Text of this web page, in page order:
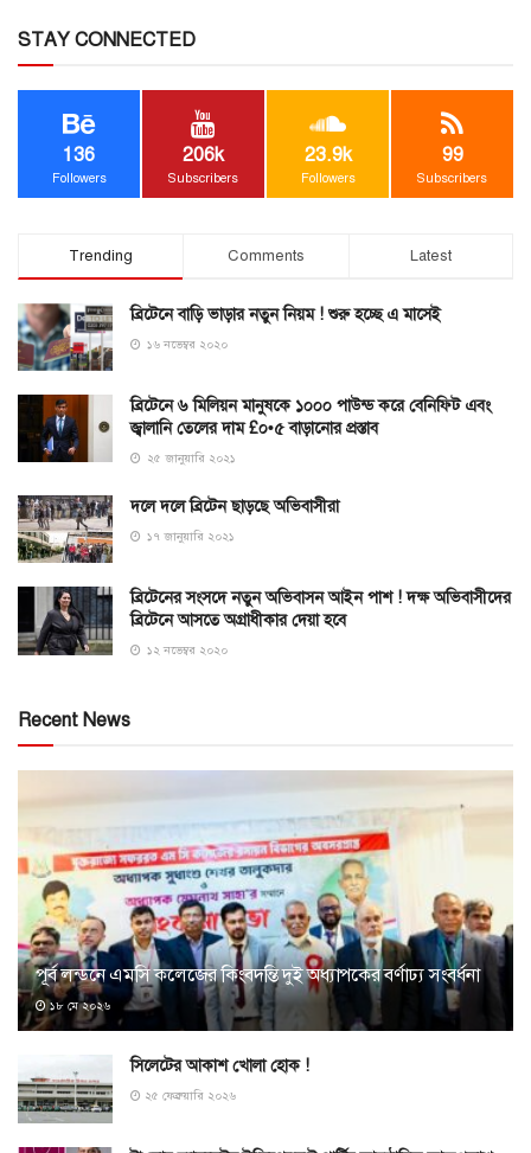
STAY CONNECTED
136
Followers
206k
Subscribers
23.9k
Followers
99
Subscribers
Trending Comments Latest
ব্রিটেনে বাড়ি ভাড়ার নতুন নিয়ম ! শুরু হচ্ছে এ মাসেই
১৬ নভেম্বর ২০২০
ব্রিটেনে ৬ মিলিয়ন মানুষকে ১০০০ পাউন্ড করে বেনিফিট এবং
জ্বালানি তেলের দাম £০•৫ বাড়ানোর প্রস্তাব
২৫ জানুয়ারি ২০২১
দলে দলে ব্রিটেন ছাড়ছে অভিবাসীরা
১৭ জানুয়ারি ২০২১
ব্রিটেনের সংসদে নতুন অভিবাসন আইন পাশ ! দক্ষ অভিবাসীদের
ব্রিটেনে আসতে অগ্রাধীকার দেয়া হবে
১২ নভেম্বর ২০২০
Recent News
পূর্ব লন্ডনে এমসি কলেজের কিংবদন্তি দুই অধ্যাপকের বর্ণাঢ্য সংবর্ধনা
১৮ মে ২০২৬
সিলেটের আকাশ খোলা হোক !
২৫ ফেব্রুয়ারি ২০২৬